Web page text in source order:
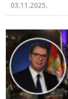
03.11.2025.